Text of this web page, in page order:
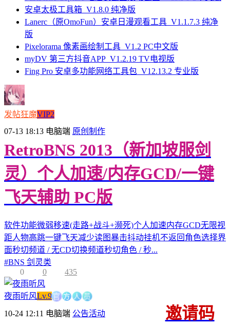
安卓太极工具箱_V1.8.0 纯净版
Lanerc（原OmoFun）安卓日漫观看工具_V1.1.7.3 纯净
版
Pixelorama 像素画绘制工具_V1.2 PC中文版
myDV 第三方抖音APP_V1.2.19 TV电视版
Fing Pro 安卓多功能网络工具包_V12.13.2 专业版
发帖狂魔VIP2
07-13 18:13 电脑端 原创制作
RetroBNS 2013（新加坡服剑
灵）个人加速/内存GCD/一键
飞天辅助 PC版
软件功能微弱移速(走路+战斗+濒死)个人加速内存GCD无限视
距人物高跳一键飞天减少读图暴击抖动挂机不返回角色选择界
面秒切频道 / 无CD切换频道秒切角色 / 秒...
#BNS 剑灵类
0
0 435
夜雨听风Lv.9官方人员
10-24 12:11 电脑端 公告活动
邀请码